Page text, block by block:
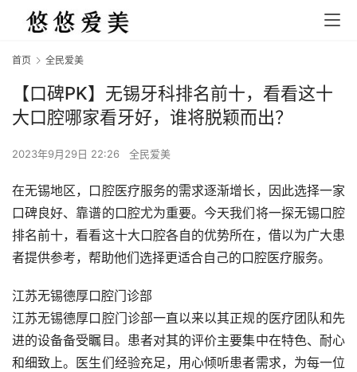
首页 全民爱美
【口碑PK】无锡牙科排名前十，看看这十
大口腔哪家看牙好，谁将脱颖而出？
2023年9月29日 22:26 全民爱美
在无锡地区，口腔医疗服务的需求逐渐增长，因此选择一家
口碑良好、靠谱的口腔尤为重要。今天我们将一探无锡口腔
排名前十，看看这十大口腔各自的优势所在，借以为广大患
者提供参考，帮助他们选择更适合自己的口腔医疗服务。
江苏无锡德厚口腔门诊部
江苏无锡德厚口腔门诊部一直以来以其正规的医疗团队和先
进的设备备受瞩目。患者对其的评价主要集中在特色、耐心
和细致上。医生们经验充足，用心倾听患者需求，为每一位